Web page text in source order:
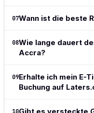
07Wann ist die beste
08Wie lange dauert
Accra?
09Erhalte ich mein E-
Buchung auf